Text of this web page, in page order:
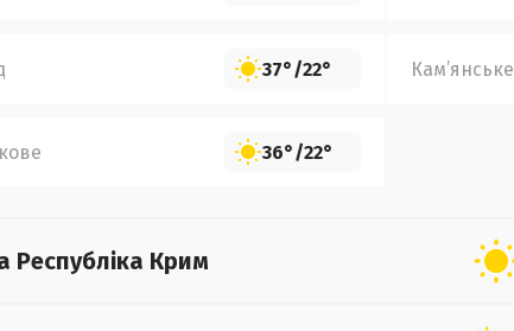
37°/22° Кам’янське
36°/22°
Республіка Крим